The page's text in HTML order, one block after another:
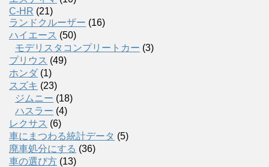
C-HR (21)
ランドクルーザー (16)
ハイエース (50)
モデリスタコンプリートカー (3)
プリウス (49)
ホンダ (1)
スズキ (23)
ジムニー (18)
ハスラー (4)
レクサス (6)
車にまつわる統計データ (5)
廃車処分にする (36)
車の選び方 (13)